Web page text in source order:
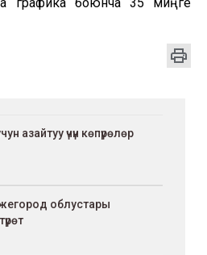
азайтуу үчүн көпүрөлөр
облустары